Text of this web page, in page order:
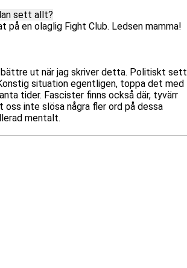
sett allt?
en olaglig Fight Club. Ledsen mamma!
ut när jag skriver detta. Politiskt sett
situation egentligen, toppa det med
tider. Fascister finns också där, tyvärr
inte slösa några fler ord på dessa
mentalt.